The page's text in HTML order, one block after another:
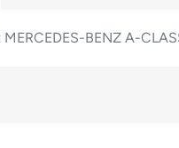
BENZ A-